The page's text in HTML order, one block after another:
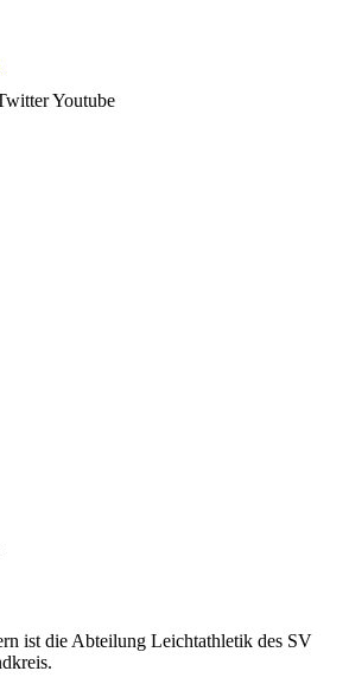
Youtube
ist die Abteilung Leichtathletik des SV